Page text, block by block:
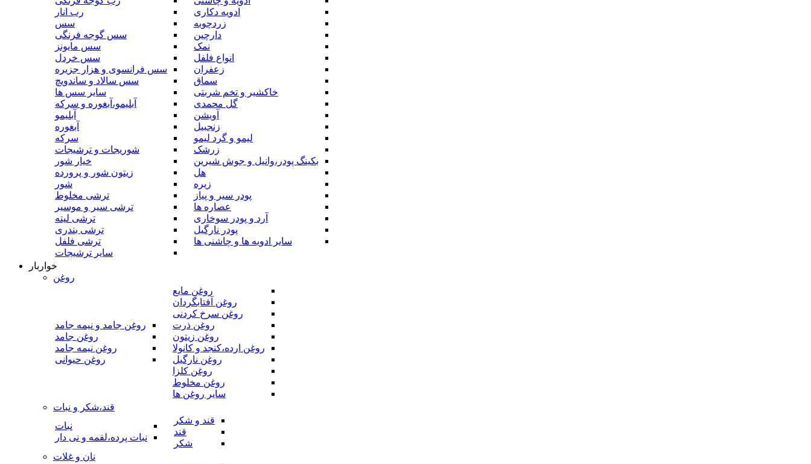
ادویه دکاری
زردچوبه
دارچین
نمک
انواع فلفل
زعفران
سماق
خاکشیر و تخم شربتی
گل محمدی
آویشن
زنجبیل
لیمو و گرد لیمو
زرشک
بکینگ پودر،وانیل و جوش شیرین
هل
زیره
پودر سیر و پیاز
عصاره ها
آرد و پودر سوخاری
پودر نارگیل
سایر ادویه ها و چاشنی ها
رب انار
سس
سس گوجه فرنگی
سس مایونز
سس خردل
سس فرانسوی و هزار جزیره
سس سالاد و ساندویچ
سایر سس ها
آبلیمو،آبغوره و سرکه
آبلیمو
آبغوره
سرکه
شوریجات و ترشیجات
خیار شور
زیتون شور و پرورده
شور
ترشی مخلوط
ترشی سیر و موسیر
ترشی لیته
ترشی بندری
ترشی فلفل
سایر ترشیجات
خواربار
روغن
روغن مایع
روغن آفتابگردان
روغن سرخ کردنی
روغن ذرت
روغن زیتون
روغن ارده،کنجد و کانولا
روغن نارگیل
روغن کلزا
روغن مخلوط
سایر روغن ها
روغن جامد و نیمه جامد
روغن جامد
روغن نیمه جامد
روغن حیوانی
قند،شکر و نبات
قند و شکر
قند
شکر
نبات
نبات پرده،لقمه و نی دار
نان و غلات